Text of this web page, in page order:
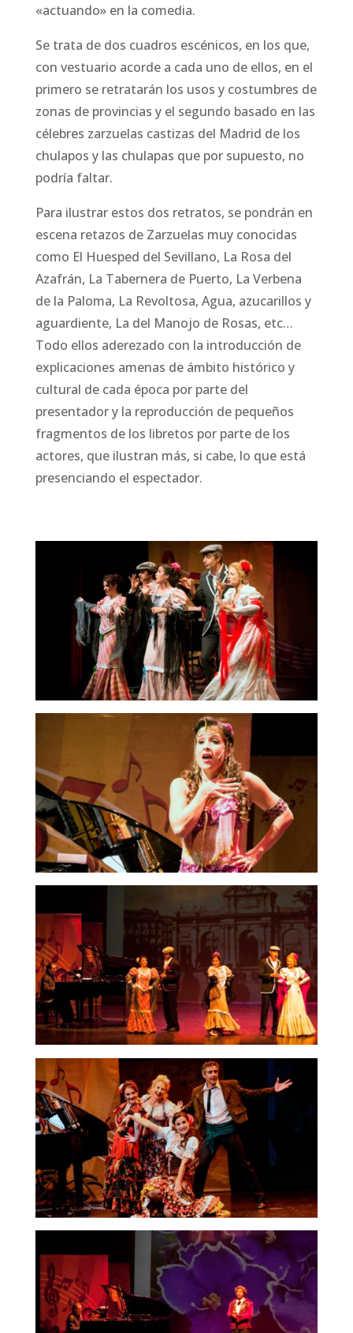
«actuando» en la comedia.
Se trata de dos cuadros escénicos, en los que,
con vestuario acorde a cada uno de ellos, en el
primero se retratarán los usos y costumbres de
zonas de provincias y el segundo basado en las
célebres zarzuelas castizas del Madrid de los
chulapos y las chulapas que por supuesto, no
podría faltar.
Para ilustrar estos dos retratos, se pondrán en
escena retazos de Zarzuelas muy conocidas
como El Huesped del Sevillano, La Rosa del
Azafrán, La Tabernera de Puerto, La Verbena
de la Paloma, La Revoltosa, Agua, azucarillos y
aguardiente, La del Manojo de Rosas, etc…
Todo ellos aderezado con la introducción de
explicaciones amenas de ámbito histórico y
cultural de cada época por parte del
presentador y la reproducción de pequeños
fragmentos de los libretos por parte de los
actores, que ilustran más, si cabe, lo que está
presenciando el espectador.